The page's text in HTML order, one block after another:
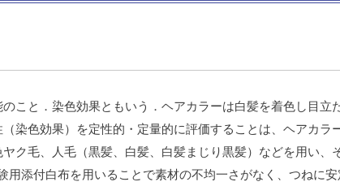
こと．染色効果ともいう．ヘアカラーは白髪を着色し目
染色効果）を定性的・定量的に評価することは、ヘアカラ
ク毛、人毛（黒髪、白髪、白髪まじり黒髪）などを用い、
用添付白布を用いることで素材の不均一さがなく、つねに